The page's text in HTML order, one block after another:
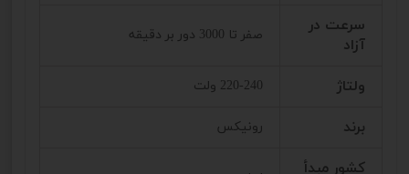
سرعت در
آزاد
صفر تا 3000 دور بر دقیقه
ولتاژ 220-240 ولت
برند رونیکس
کشور مبدأ